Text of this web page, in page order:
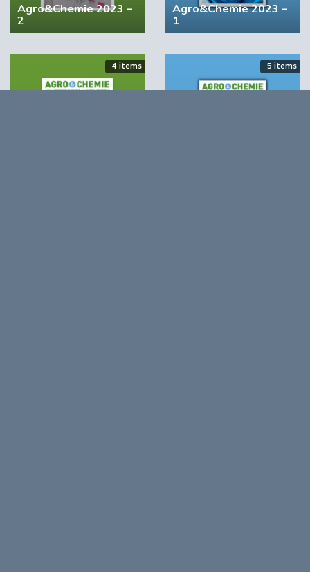
Agro&Chemie 2023 –
2
Agro&Chemie 2023 –
1
4 items 5 items